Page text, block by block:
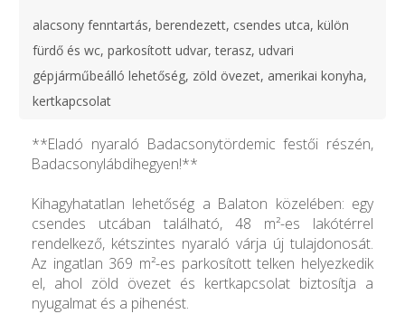
alacsony fenntartás, berendezett, csendes utca, külön
fürdő és wc, parkosított udvar, terasz, udvari
gépjárműbeálló lehetőség, zöld övezet, amerikai konyha,
kertkapcsolat
**Eladó nyaraló Badacsonytördemic festői részén,
Badacsonylábdihegyen!**
Kihagyhatatlan lehetőség a Balaton közelében: egy
csendes utcában található, 48 m²-es lakótérrel
rendelkező, kétszintes nyaraló várja új tulajdonosát.
Az ingatlan 369 m²-es parkosított telken helyezkedik
el, ahol zöld övezet és kertkapcsolat biztosítja a
nyugalmat és a pihenést.